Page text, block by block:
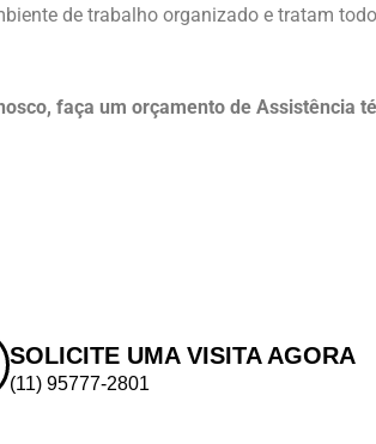
de trabalho organizado e tratam
faça um orçamento de Assistência
SOLICITE UMA VISITA AGORA
(11) 95777-2801